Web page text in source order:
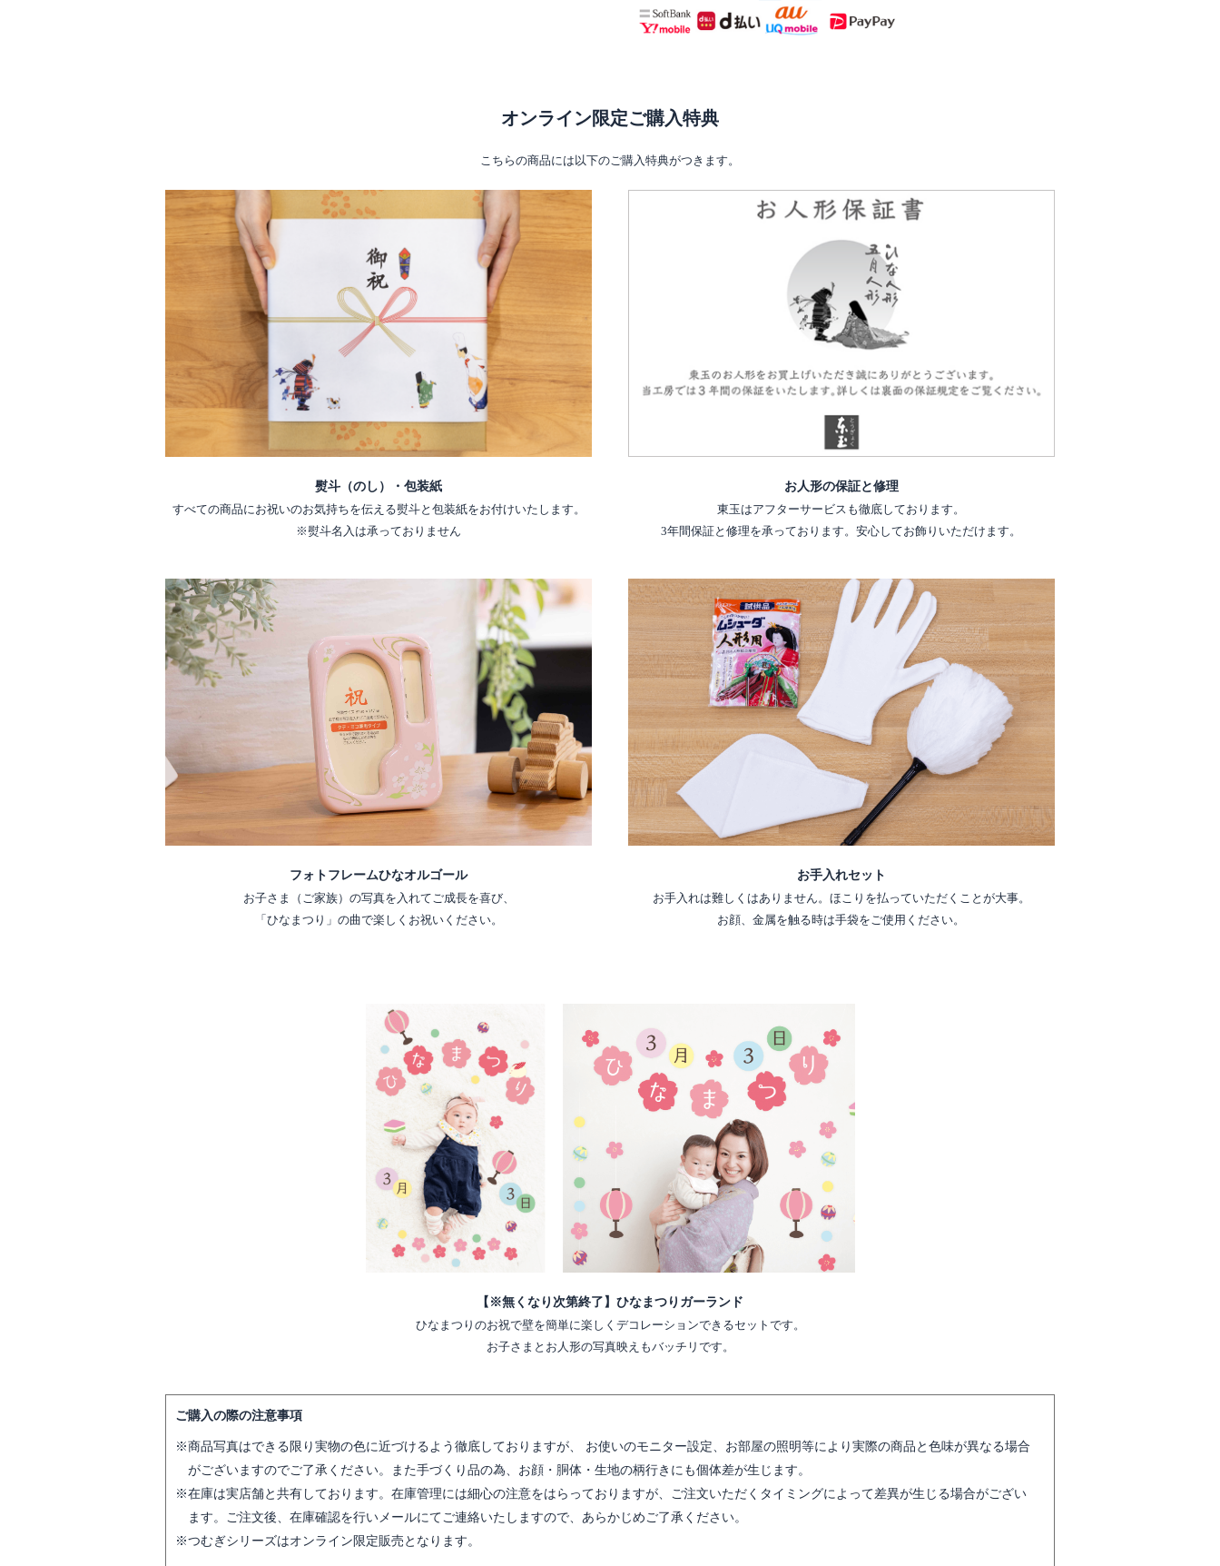
オンライン限定ご購入特典
こちらの商品には以下のご購入特典がつきます。
熨斗（のし）・包装紙
すべての商品にお祝いのお気持ちを伝える熨斗と包装紙をお付けいたします。
※熨斗名入は承っておりません
お人形の保証と修理
東玉はアフターサービスも徹底しております。
3年間保証と修理を承っております。安心してお飾りいただけます。
フォトフレームひなオルゴール
お子さま（ご家族）の写真を入れてご成長を喜び、
「ひなまつり」の曲で楽しくお祝いください。
お手入れセット
お手入れは難しくはありません。ほこりを払っていただくことが大事。
お顔、金属を触る時は手袋をご使用ください。
【※無くなり次第終了】ひなまつりガーランド
ひなまつりのお祝で壁を簡単に楽しくデコレーションできるセットです。
お子さまとお人形の写真映えもバッチリです。
ご購入の際の注意事項
商品写真はできる限り実物の色に近づけるよう徹底しておりますが、 お使いのモニター設定、お部屋の照明等により実際の商品と色味が異なる場合
がございますのでご了承ください。また手づくり品の為、お顔・胴体・生地の柄行きにも個体差が生じます。
在庫は実店舗と共有しております。在庫管理には細心の注意をはらっておりますが、ご注文いただくタイミングによって差異が生じる場合がござい
ます。ご注文後、在庫確認を行いメールにてご連絡いたしますので、あらかじめご了承ください。
つむぎシリーズはオンライン限定販売となります。